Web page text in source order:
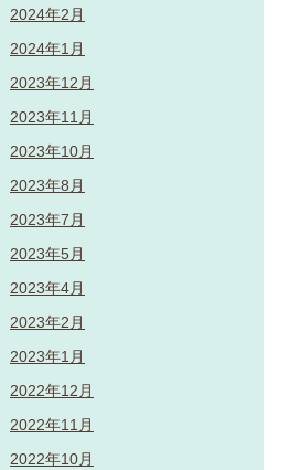
2024年2月
2024年1月
2023年12月
2023年11月
2023年10月
2023年8月
2023年7月
2023年5月
2023年4月
2023年2月
2023年1月
2022年12月
2022年11月
2022年10月